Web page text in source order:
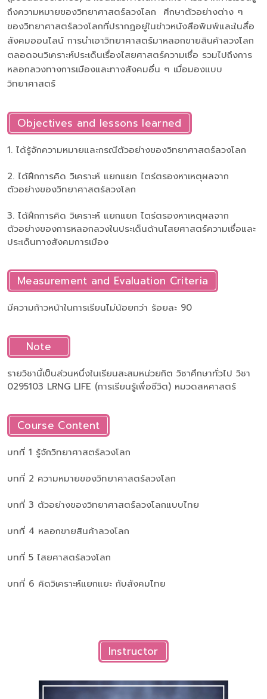
ถึงความหมายของวิทยาศาสตร์ลวงโลก ศึกษาตัวอย่างต่าง ๆ
ของวิทยาศาสตร์ลวงโลกที่ปรากฏอยู่ในข่าวหนังสือพิมพ์และในสื่อ
สังคมออนไลน์ การนำเอาวิทยาศาสตร์มาหลอกขายสินค้าลวงโลก
ตลอดจนวิเคราะห์ประเด็นเรื่องไสยศาสตร์ความเชื่อ รวมไปถึงการ
หลอกลวงทางการเมืองและทางสังคมอื่น ๆ เมื่อมองแบบ
วิทยาศาสตร์
Objectives and lessons learned
1. ได้รู้จักความหมายและกรณีตัวอย่างของวิทยาศาสตร์ลวงโลก
2. ได้ฝึกการคิด วิเคราะห์ แยกแยก ไตร่ตรองหาเหตุผลจาก
ตัวอย่างของวิทยาศาสตร์ลวงโลก
3. ได้ฝึกการคิด วิเคราะห์ แยกแยก ไตร่ตรองหาเหตุผลจาก
ตัวอย่างของการหลอกลวงในประเด็นด้านไสยศาสตร์ความเชื่อและ
ประเด็นทางสังคมการเมือง
Measurement and Evaluation Criteria
มีความก้าวหน้าในการเรียนไม่น้อยกว่า ร้อยละ 90
Note
รายวิชานี้เป็นส่วนหนึ่งในเรียนสะสมหน่วยกิต วิชาศึกษาทั่วไป วิชา
0295103 LRNG LIFE (การเรียนรู้เพื่อชีวิต) หมวดสหศาสตร์
Course Content
บทที่ 1 รู้จักวิทยาศาสตร์ลวงโลก
บทที่ 2 ความหมายของวิทยาศาสตร์ลวงโลก
บทที่ 3 ตัวอย่างของวิทยาศาสตร์ลวงโลกแบบไทย
บทที่ 4 หลอกขายสินค้าลวงโลก
บทที่ 5 ไสยศาสตร์ลวงโลก
บทที่ 6 คิดวิเคราะห์แยกแยะ กับสังคมไทย
Instructor